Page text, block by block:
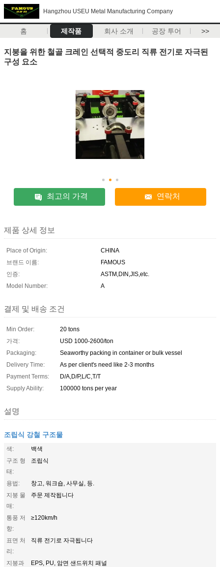
Hangzhou USEU Metal Manufacturing Company
홈 제작품 회사 소개 공장 투어 >>
지붕을 위한 철골 크레인 선택적 중도리 직류 전기로 자극된
구성 요소
최고의 가격 연락처
제품 상세 정보
Place of Origin:
CHINA
브랜드 이름:
FAMOUS
인증:
ASTM,DIN,JIS,etc.
Model Number:
A
결제 및 배송 조건
Min Order:
20 tons
가격:
USD 1000-2600/ton
Packaging:
Seaworthy packing in container or bulk vessel
Delivery Time:
As per client's need like 2-3 months
Payment Terms:
D/A,D/P,L/C,T/T
Supply Ability:
100000 tons per year
설명
조립식 강철 구조물
색:
백색
구조 형
태:
조립식
용법:
창고, 워크숍, 사무실, 등.
지붕 물
매:
주문 제작됩니다
통풍 저
항:
≥120km/h
표면 처
리:
직류 전기로 자극됩니다
지붕과
EPS, PU, 암면 샌드위치 패널